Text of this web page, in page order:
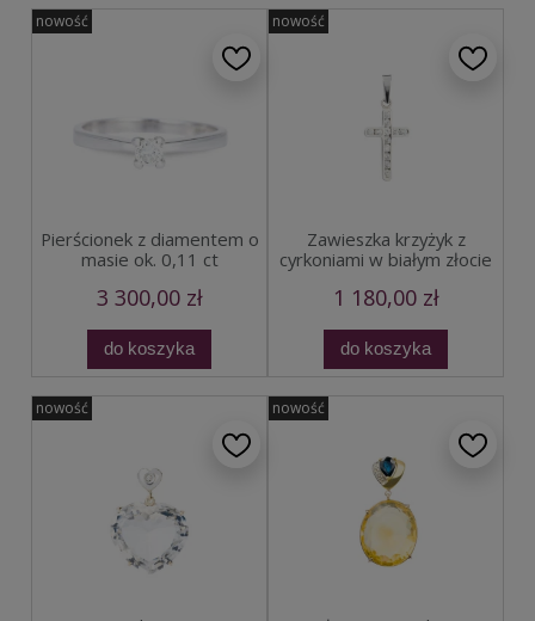
Pierścionek z diamentem o
masie ok. 0,11 ct
3 300,00 zł
do koszyka
nowość
Zawieszka krzyżyk z
cyrkoniami w białym złocie
1 180,00 zł
do koszyka
nowość
nowość nowość